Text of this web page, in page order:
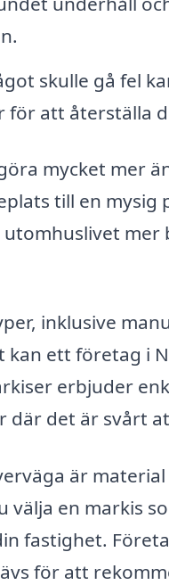
skulle gå fel
för att återställa
mycket mer
till en
inklusive
ett företag i
erbjuder
där det är svårt
är
välja en markis
fastighet.
för att